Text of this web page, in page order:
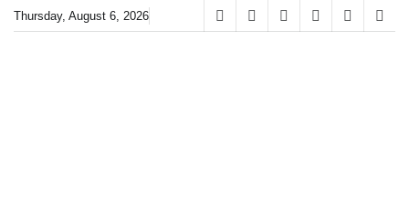
SkipThursday, August 6, 2026
FacebookInstagram
LinkedinYoutubeWeibo